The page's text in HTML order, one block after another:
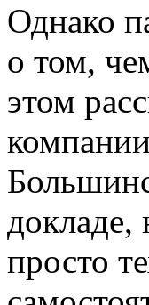
Однако
о том,
этом
докладе,
просто